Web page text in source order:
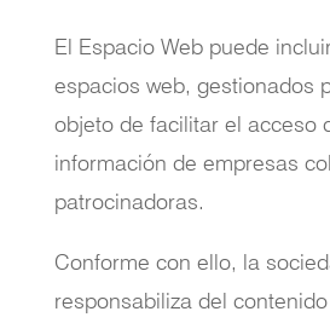
El Espacio Web puede
espacios web, gestionados
objeto de facilitar el acceso
información de empresas
patrocinadoras.
Conforme con ello, la
responsabiliza del